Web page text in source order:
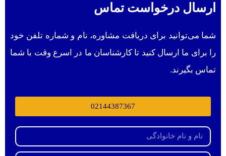
ارسال درخواست تماس
شما می‌توانید برای دریافت مشاوره، نام و شماره تلفن خود
را برای ما ارسال کنید تا کارشناسان ما در اسرع وقت با شما
تماس بگیرند.
02144387367